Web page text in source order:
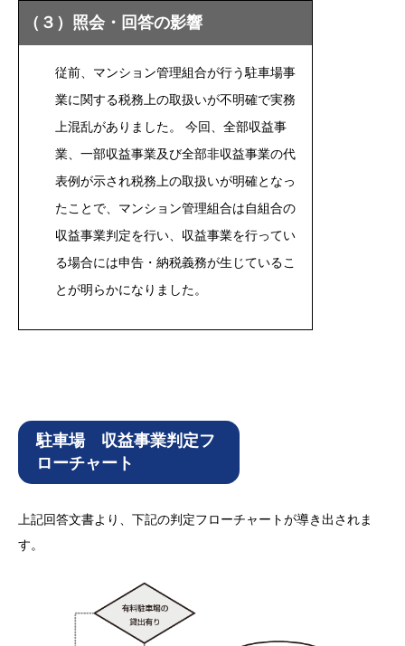
（３）照会・回答の影響
従前、マンション管理組合が行う駐車場事
業に関する税務上の取扱いが不明確で実務
上混乱がありました。 今回、全部収益事
業、一部収益事業及び全部非収益事業の代
表例が示され税務上の取扱いが明確となっ
たことで、マンション管理組合は自組合の
収益事業判定を行い、収益事業を行ってい
る場合には申告・納税義務が生じているこ
とが明らかになりました。
駐車場 収益事業判定フ
ローチャート
上記回答文書より、下記の判定フローチャートが導き出されま
す。